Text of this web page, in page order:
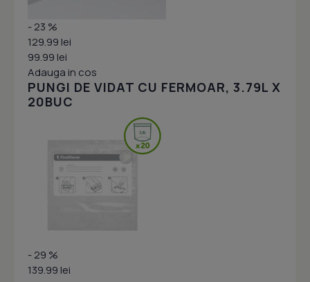
- 23 %
129.99 lei
99.99 lei
Adauga in cos
PUNGI DE VIDAT CU FERMOAR, 3.79L X
20BUC
- 29 %
139.99 lei